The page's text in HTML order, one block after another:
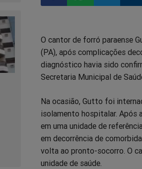
no
Facebook
no
Whatsapp
no
Twitter
no
O cantor de forró paraense
(PA), após complicações
diagnóstico havia sido
Secretaria Municipal de
Na ocasião, Gutto foi
isolamento hospitalar. Após
em uma unidade de
em decorrência de
volta ao pronto-socorro. O
unidade de saúde.